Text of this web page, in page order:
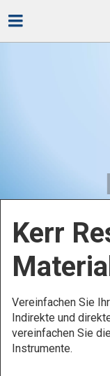
Kerr
Bewahren Sie,
entscheidend für
Erfahren Sie